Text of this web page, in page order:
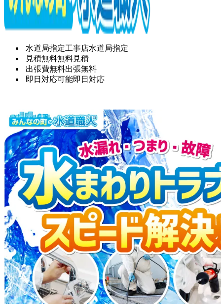
水道局指定工事店水道局指定
見積無料無料見積
出張費無料出張無料
即日対応可能即日対応